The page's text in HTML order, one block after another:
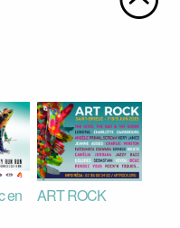
en
ART ROCK